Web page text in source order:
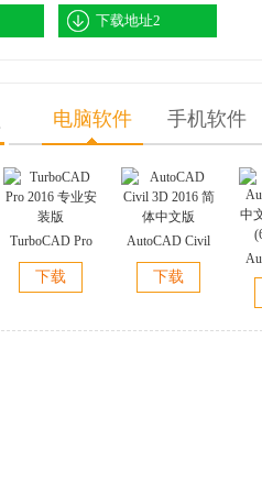
下载地址2
电脑软件 手机软件
TurboCAD Pro
2016 专业安装
版
下载
AutoCAD Civil
3D 2016 简体中
文版
下载
中